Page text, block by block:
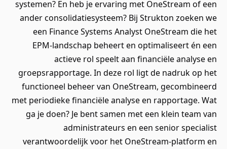
systemen? En heb je ervaring met OneStream of een
ander consolidatiesysteem? Bij Strukton zoeken we
een Finance Systems Analyst OneStream die het
EPM‑landschap beheert en optimaliseert én een
actieve rol speelt aan financiële analyse en
groepsrapportage. In deze rol ligt de nadruk op het
functioneel beheer van OneStream, gecombineerd
met periodieke financiële analyse en rapportage. Wat
ga je doen? Je bent samen met een klein team van
administrateurs en een senior specialist
verantwoordelijk voor het OneStream‑platform en